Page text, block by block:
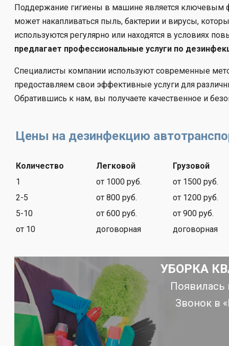
Поддержание гигиены в машине является ключевым
может накапливаться пыль, бактерии и вирусы,
используются регулярно или находятся в условиях
предлагает профессиональные услуги по
Специалисты компании используют современные
предоставляем свои эффективные услуги для
Обратившись к нам, вы получаете качественное и
Цены на дезинфекцию
Количество Легковой
Грузовой
1
от 1000 руб.
от 1500 руб.
2-5
от 800 руб.
от 1200 руб.
5-10
от 600 руб.
от 900 руб.
от 10
договорная договорная
УБОРКА
Появилась
Звонок в